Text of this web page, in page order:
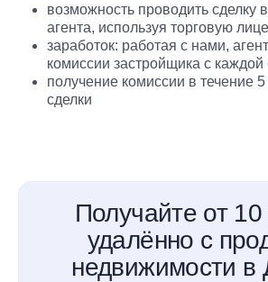
возможность проводить сделку
агента, используя торговую
заработок: работая с нами,
комиссии застройщика с каждой
получение комиссии в течение
сделки
Получайте от
удалённо с
недвижимости в